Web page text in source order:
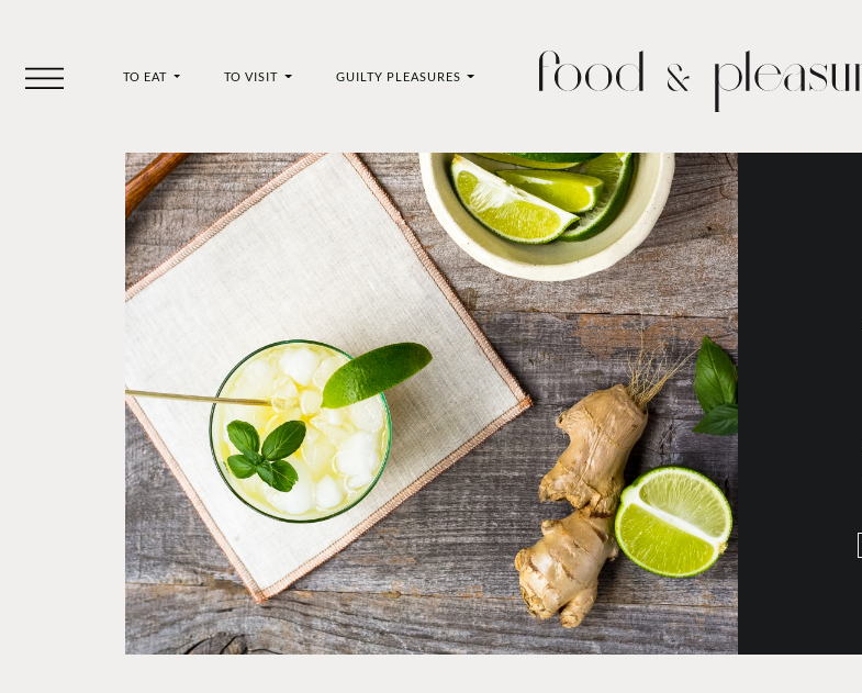
TO EAT TO VISIT GUILTY PLEASURES